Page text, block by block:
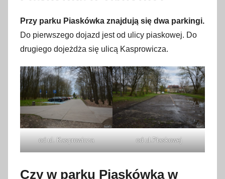
Przy parku Piaskówka znajdują się dwa parkingi.
Do pierwszego dojazd jest od ulicy piaskowej. Do
drugiego dojeżdża się ulicą Kasprowicza.
od ul. Kasprowicza od ul.Piaskowej
Czy w parku Piaskówka w